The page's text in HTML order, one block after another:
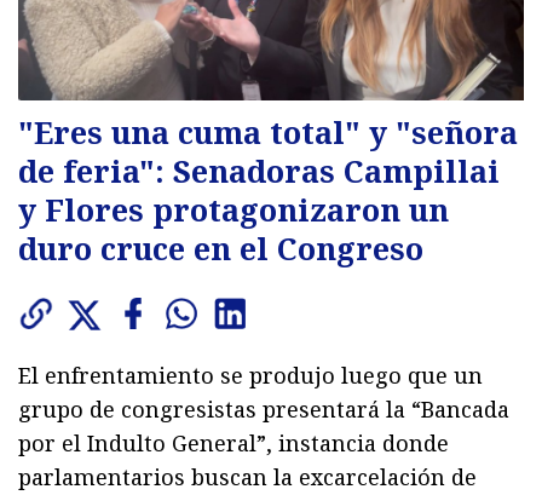
"Eres una cuma total" y "señora
de feria": Senadoras Campillai
y Flores protagonizaron un
duro cruce en el Congreso
El enfrentamiento se produjo luego que un
grupo de congresistas presentará la “Bancada
por el Indulto General”, instancia donde
parlamentarios buscan la excarcelación de